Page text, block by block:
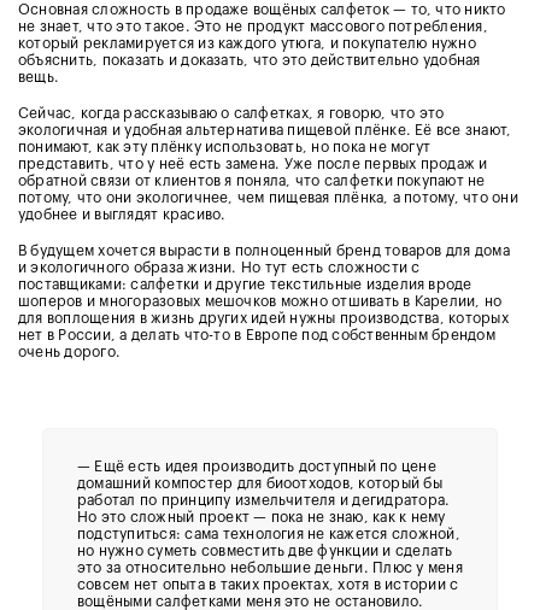
Основная сложность в продаже вощёных салфеток— то, что никто
не знает, что это такое. Это не продукт массового потребления,
который рекламируется из каждого утюга, и покупателю нужно
объяснить, показать и доказать, что это действительно удобная
вещь.
Сейчас, когда рассказываю о салфетках, я говорю, что это
экологичная и удобная альтернатива пищевой плёнке. Её все знают,
понимают, как эту плёнку использовать, но пока не могут
представить, что у неё есть замена. Уже после первых продаж и
обратной связи от клиентов я поняла, что салфетки покупают не
потому, что они экологичнее, чем пищевая плёнка, а потому, что они
удобнее и выглядят красиво.
В будущем хочется вырасти в полноценный бренд товаров для дома
и экологичного образа жизни. Но тут есть сложности с
поставщиками: салфетки и другие текстильные изделия вроде
шоперов и многоразовых мешочков можно отшивать в Карелии, но
для воплощения в жизнь других идей нужны производства, которых
нет в России, а делать что-то в Европе под собственным брендом
очень дорого.
— Ещё есть идея производить доступный по цене
домашний компостер для биоотходов, который бы
работал по принципу измельчителя и дегидратора.
Но это сложный проект — пока не знаю, как к нему
подступиться: сама технология не кажется сложной,
но нужно суметь совместить две функции и сделать
это за относительно небольшие деньги. Плюс у меня
совсем нет опыта в таких проектах, хотя в истории с
вощёными салфетками меня это не остановило.